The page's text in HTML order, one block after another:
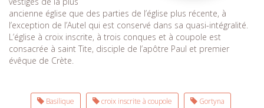
ancienne église que des parties de l’église plus récente, à
l’exception de l’Autel qui est conservé dans sa quasi-intégralité.
L’église à croix inscrite, à trois conques et à coupole est
consacrée à saint Tite, disciple de l’apôtre Paul et premier
évêque de Crète.
Basilique croix inscrite à coupole Gortyna